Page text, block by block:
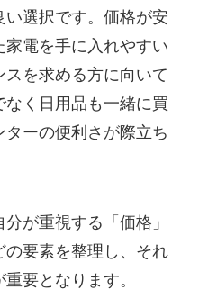
選択です。価格が安
家電を手に入れやすい
を求める方に向いて
く日用品も一緒に買
ーの便利さが際立ち
が重視する「価格」
の要素を整理し、それ
要となります。